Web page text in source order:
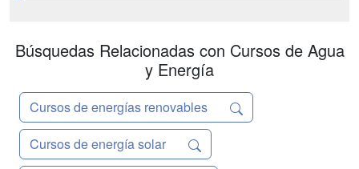
DOSIFICACIÓN Y APLICACIÓN DE
REACTIVOS MÓDULO 7: LAS AGUAS
RESIDUALES ...
Búsquedas Relacionadas con Cursos de Agua
y Energía
Cursos de energías renovables
Cursos de energía solar